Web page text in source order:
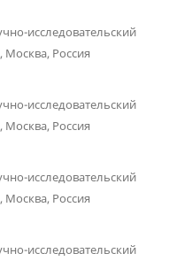
исследовательский
Москва, Россия
исследовательский
Москва, Россия
исследовательский
Москва, Россия
исследовательский